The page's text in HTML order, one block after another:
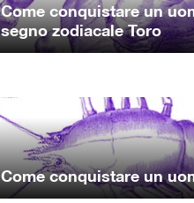
Come conquistare un
segno zodiacale Toro
Come conquistare un